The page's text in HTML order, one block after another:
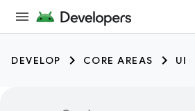
DEVELOP CORE AREAS UI